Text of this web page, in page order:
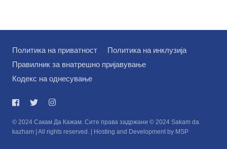
Политика на приватност
Политика на инклузија
Правилник за внатрешно пријавување
Кодекс на однесување
© 2024 Сакам Да Кажам. Сите права задржани © 2024 Sakam da
kazham | All rights reserved. | Hosting and Development by MSP